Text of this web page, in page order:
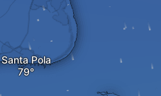
Santa Pola